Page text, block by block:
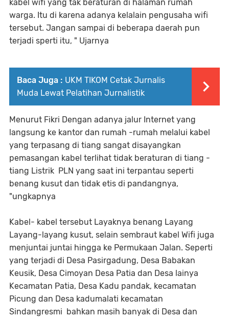
kabel wifi yang tak beraturan di halaman rumah
warga. Itu di karena adanya kelalain pengusaha wifi
tersebut. Jangan sampai di beberapa daerah pun
terjadi sperti itu, " Ujarnya
Baca Juga : UKM TIKOM Cetak Jurnalis
Muda Lewat Pelatihan Jurnalistik
Menurut Fikri Dengan adanya jalur Internet yang
langsung ke kantor dan rumah -rumah melalui kabel
yang terpasang di tiang sangat disayangkan
pemasangan kabel terlihat tidak beraturan di tiang -
tiang Listrik PLN yang saat ini terpantau seperti
benang kusut dan tidak etis di pandangnya,
"ungkapnya
Kabel- kabel tersebut Layaknya benang Layang
Layang-layang kusut, selain sembraut kabel Wifi juga
menjuntai juntai hingga ke Permukaan Jalan. Seperti
yang terjadi di Desa Pasirgadung, Desa Babakan
Keusik, Desa Cimoyan Desa Patia dan Desa lainya
Kecamatan Patia, Desa Kadu pandak, kecamatan
Picung dan Desa kadumalati kecamatan
Sindangresmi bahkan masih banyak di Desa dan